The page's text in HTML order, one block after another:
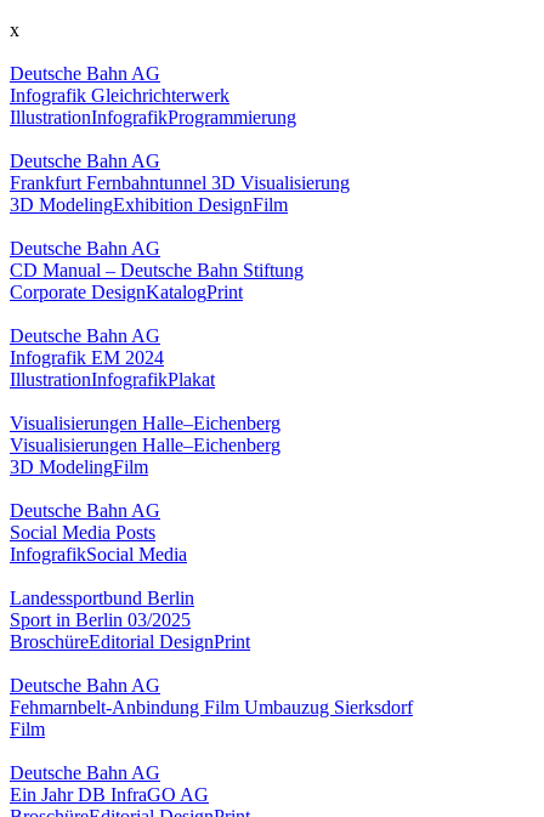
x
Deutsche Bahn AG
Infografik Gleichrichterwerk
IllustrationInfografikProgrammierung
Deutsche Bahn AG
Frankfurt Fernbahntunnel 3D Visualisierung
3D ModelingExhibition DesignFilm
Deutsche Bahn AG
CD Manual – Deutsche Bahn Stiftung
Corporate DesignKatalogPrint
Deutsche Bahn AG
Infografik EM 2024
IllustrationInfografikPlakat
Visualisierungen Halle–Eichenberg
Visualisierungen Halle–Eichenberg
3D ModelingFilm
Deutsche Bahn AG
Social Media Posts
InfografikSocial Media
Landessportbund Berlin
Sport in Berlin 03/2025
BroschüreEditorial DesignPrint
Deutsche Bahn AG
Fehmarnbelt-Anbindung Film Umbauzug Sierksdorf
Film
Deutsche Bahn AG
Ein Jahr DB InfraGO AG